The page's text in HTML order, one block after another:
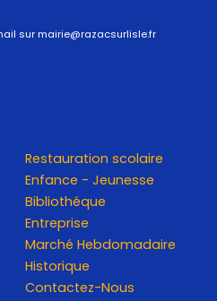
surmairie@razacsurlisle.fr
Restauration scolaire
Enfance - Jeunesse
Bibliothéque
Entreprise
Marché Hebdomadaire
Historique
Contactez-Nous